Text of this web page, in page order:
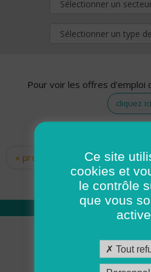
Pour voir les offres
cliquez
Pages
« premier ‹ précédent
14 15
Qui sommes
Académie
Ce site
cookies et
le contrôle
que vous
Tout